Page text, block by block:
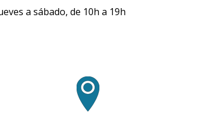
a sábado, de 10h a 19h